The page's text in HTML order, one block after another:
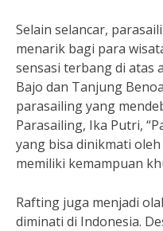
Selain selancar,
menarik bagi para
sensasi terbang di atas
Bajo dan Tanjung
parasailing yang
Parasailing, Ika Putri,
yang bisa dinikmati
memiliki kemampuan
Rafting juga menjadi
diminati di Indonesia.